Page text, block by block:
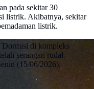
pada sekitar 30
listrik. Akibatnya, sekitar
listrik.
Dormisi di kompleks
serangan rudal
(15/06/2026).